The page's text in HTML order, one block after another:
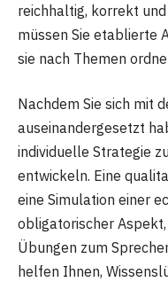
reichhaltig, korrekt
müssen Sie etablierte
sie nach Themen
Nachdem Sie sich mit
auseinandergesetzt
individuelle Strategie
entwickeln. Eine
eine Simulation einer
obligatorischer
Übungen zum
helfen Ihnen,